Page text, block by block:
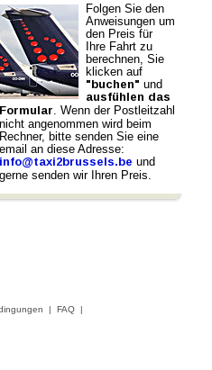
Folgen Sie den
Anweisungen um
den Preis für
Ihre Fahrt zu
berechnen, Sie
klicken auf
"buchen" und
ausfühlen das
Formular . Wenn der Postleitzahl
nicht angenommen wird beim
Rechner, bitte senden Sie eine
email an diese Adresse:
info@taxi2brussels.be und
gerne senden wir Ihren Preis.
| FAQ|